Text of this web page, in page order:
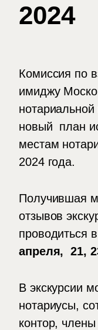
2024
Комиссия по
имиджу
новый план
местам
2024 года.
Получившая
отзывов
проводиться
апреля, 21,
В экскурсии
нотариусы,
контор,